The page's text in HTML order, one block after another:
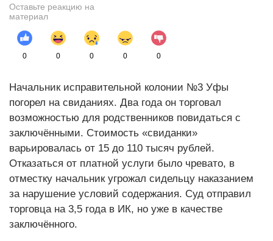
Оставьте реакцию на
материал
0 0 0 0 0
Начальник исправительной колонии №3 Уфы
погорел на свиданиях. Два года он торговал
возможностью для родственников повидаться с
заключёнными. Стоимость «свиданки»
варьировалась от 15 до 110 тысяч рублей.
Отказаться от платной услуги было чревато, в
отместку начальник угрожал сидельцу наказанием
за нарушение условий содержания. Суд отправил
торговца на 3,5 года в ИК, но уже в качестве
заключённого.